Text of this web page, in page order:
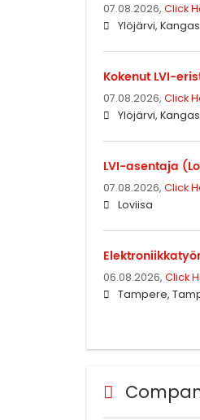
07.08.2026, Click
Ylöjärvi,
Kokenut LVI-
07.08.2026, Click
Ylöjärvi,
LVI-asentaja
07.08.2026, Click
Loviisa
06.08.2026, Click
Tampere,